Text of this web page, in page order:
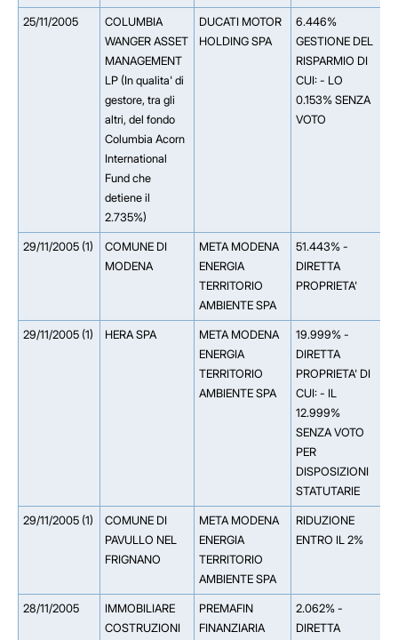
25/11/2005
COLUMBIA
WANGER ASSET
MANAGEMENT
LP (In qualita' di
gestore, tra gli
altri, del fondo
Columbia Acorn
International
Fund che
detiene il
2.735%)
DUCATI MOTOR
HOLDING SPA
6.446%
GESTIONE DEL
RISPARMIO DI
CUI: - LO
0.153% SENZA
VOTO
29/11/2005 (1)
COMUNE DI
MODENA
META MODENA
ENERGIA
TERRITORIO
AMBIENTE SPA
51.443% -
DIRETTA
PROPRIETA'
29/11/2005 (1) HERA SPA
META MODENA
ENERGIA
TERRITORIO
AMBIENTE SPA
19.999% -
DIRETTA
PROPRIETA' DI
CUI: - IL
12.999%
SENZA VOTO
PER
DISPOSIZIONI
STATUTARIE
29/11/2005 (1)
COMUNE DI
PAVULLO NEL
FRIGNANO
META MODENA
ENERGIA
TERRITORIO
AMBIENTE SPA
RIDUZIONE
ENTRO IL 2%
28/11/2005
IMMOBILIARE
COSTRUZIONI
PREMAFIN
FINANZIARIA
2.062% -
DIRETTA